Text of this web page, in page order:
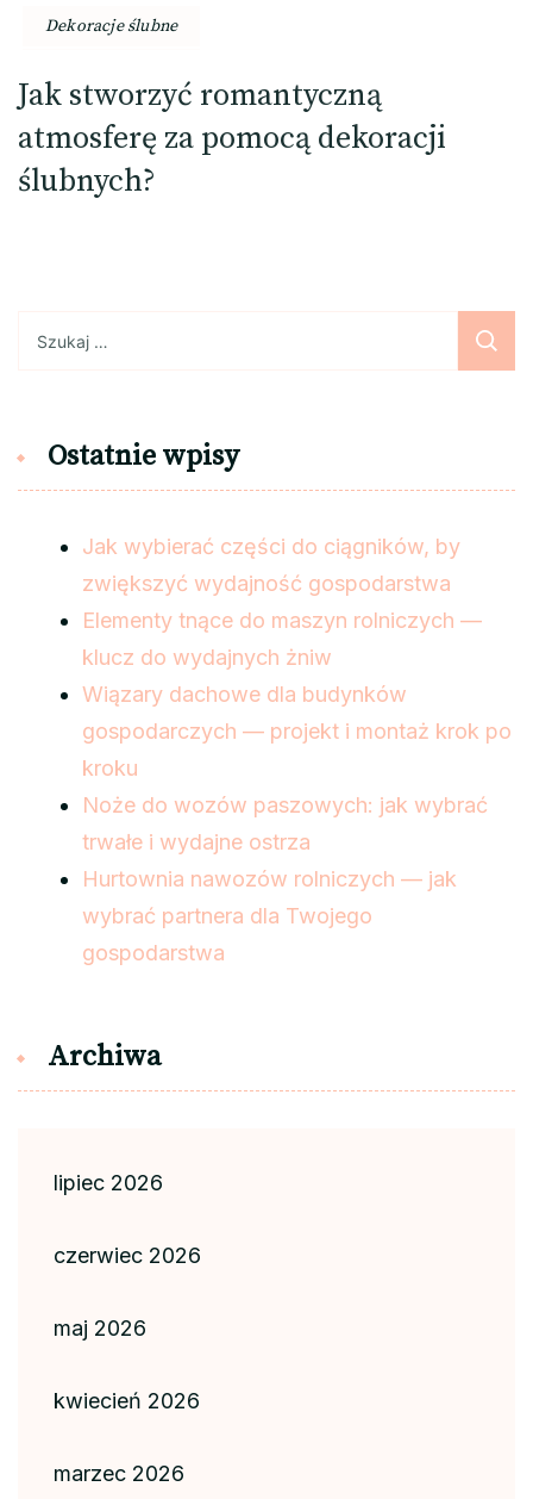
Dekoracje ślubne
Jak stworzyć romantyczną
atmosferę za pomocą dekoracji
ślubnych?
Ostatnie wpisy
Jak wybierać części do ciągników, by
zwiększyć wydajność gospodarstwa
Elementy tnące do maszyn rolniczych —
klucz do wydajnych żniw
Wiązary dachowe dla budynków
gospodarczych — projekt i montaż krok po
kroku
Noże do wozów paszowych: jak wybrać
trwałe i wydajne ostrza
Hurtownia nawozów rolniczych — jak
wybrać partnera dla Twojego
gospodarstwa
Archiwa
lipiec 2026
czerwiec 2026
maj 2026
kwiecień 2026
marzec 2026